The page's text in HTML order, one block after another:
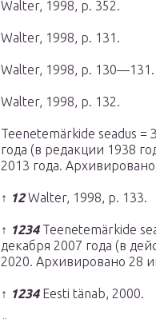
Walter, 1998, p. 352.
Walter, 1998, p. 131.
Walter, 1998, p. 130—131.
Walter, 1998, p. 132.
Teenetemärkide seadus =
года (в редакции 1938
2013 года.
↑ 12Walter, 1998, p. 133.
↑ 1234Teenetemärkide
декабря 2007 года (в
2020. Архивировано 28
↑ 1234Eesti tänab, 2000.